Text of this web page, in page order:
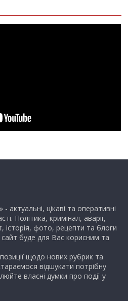
актуальні, цікаві та оперативні
Політика, кримінал, аварії,
історія, фото, рецепти та блоги
буде для Вас корисним та
щодо нових рубрик та
відшукати потрібну
власні думки про події у